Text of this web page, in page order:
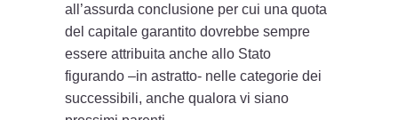
all’assurda conclusione per cui una quota
del capitale garantito dovrebbe sempre
essere attribuita anche allo Stato
figurando –in astratto- nelle categorie dei
successibili, anche qualora vi siano